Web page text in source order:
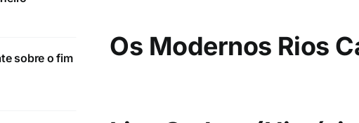
sobre o fim
Os Modernos Rios